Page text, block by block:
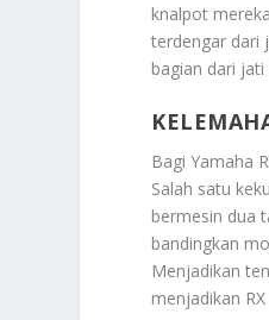
knalpot
terdengar dari
bagian dari
Bagi Yamaha
Salah satu
bermesin dua
bandingkan
Menjadikan
menjadikan